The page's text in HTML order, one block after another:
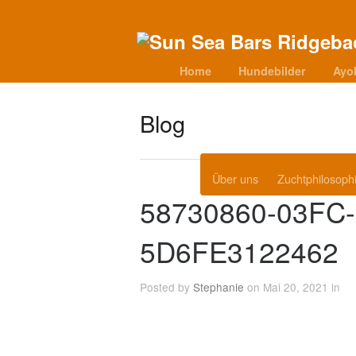
Home Hundebilder
Über uns
Blog
58730860-
5D6FE3122462
Posted by Stephanie on Mai 20, 2021 in